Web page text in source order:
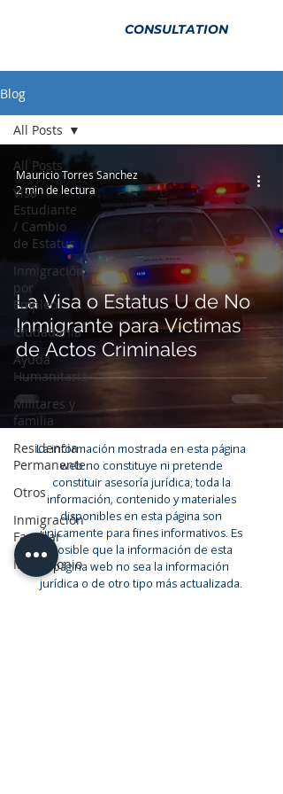
CONSULTATION
Blog
All Posts
Visa
Estudiante
/ Cambio
de Estatus
Inmigración
por
Empleo
Ciudadanía
Ayuda
Humanitaria
Militares y
familia
Residencia
Permanente
Otros
Inmigración
Familiar
Matrimonio
All Posts
La Visa o Estatus U de No
Inmigrante para Víctimas
de Actos Criminales
Mauricio Torres Sanchez
2 min de lectura
La información mostrada en esta página
web no constituye ni pretende
constituir asesoría jurídica; toda la
información, contenido y materiales
disponibles en esta página son
únicamente para fines informativos. Es
posible que la información de esta
página web no sea la información
jurídica o de otro tipo más actualizada.